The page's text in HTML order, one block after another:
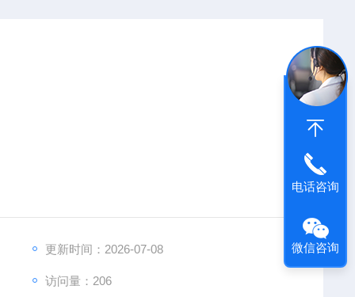
更新时间：2026-07-08
访问量：206
电话咨询
微信咨询